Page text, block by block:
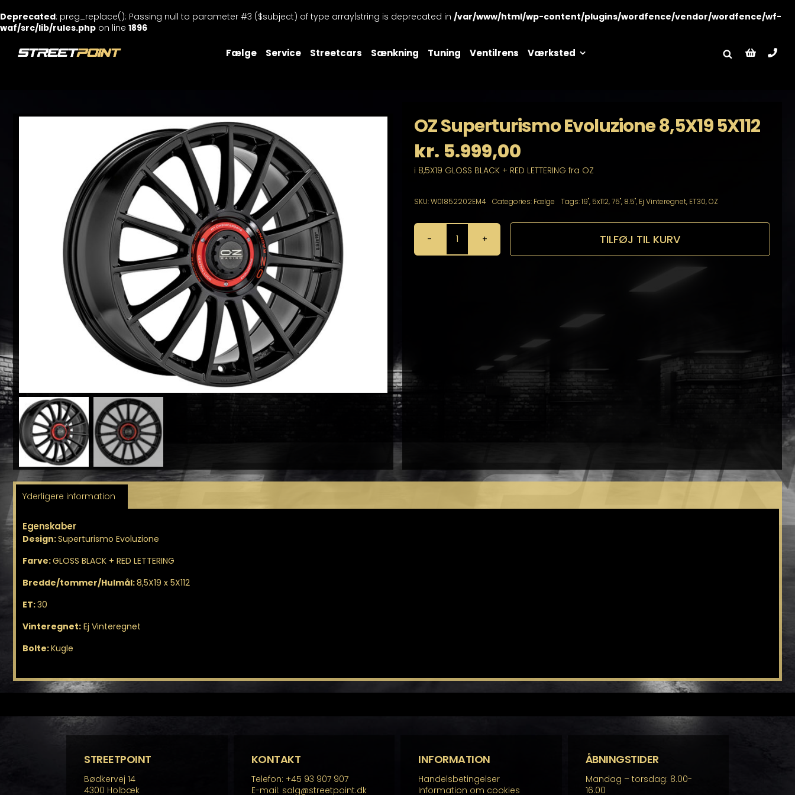
Deprecated: preg_replace(): Passing null to parameter #3 ($subject) of type array|string is deprecated in /var/www/html/wp-content/plugins/wordfence/vendor/wordfence/wf-
waf/src/lib/rules.php on line 1896
Fælge Service Streetcars Sænkning Tuning Ventilrens Værksted
OZ Superturismo Evoluzione 8,5X19 5X112
kr. 5.999,00
i 8,5X19 GLOSS BLACK + RED LETTERING fra OZ
SKU:W01852202EM4 Categories: Fælge Tags:19", 5x112,75", 8.5", Ej Vinteregnet, ET30,OZ
OZ
Superturismo
TILFØJ TIL KURV
Yderligere information
Egenskaber
Design:Superturismo Evoluzione
Farve:GLOSS BLACK + RED LETTERING
Bredde/tommer/Hulmål:8,5X19 x 5X112
ET:30
Vinteregnet: Ej Vinteregnet
Bolte:Kugle
STREETPOINT
Bødkervej 14
4300 Holbæk
KONTAKT
Telefon: +45 93 907 907
E-mail: salg@streetpoint.dk
INFORMATION
Handelsbetingelser
Information om cookies
ÅBNINGSTIDER
Mandag – torsdag: 8.00-
16.00